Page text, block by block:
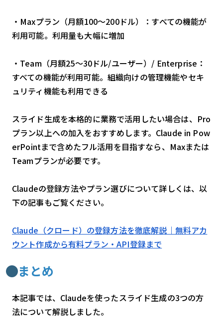
・Maxプラン（月額100〜200ドル）：すべての機能が
利用可能。利用量も大幅に増加
・Team（月額25〜30ドル/ユーザー）/ Enterprise：
すべての機能が利用可能。組織向けの管理機能やセキ
ュリティ機能も利用できる
スライド生成を本格的に業務で活用したい場合は、Pro
プラン以上への加入をおすすめします。Claude in Pow
erPointまで含めたフル活用を目指すなら、Maxまたは
Teamプランが必要です。
Claudeの登録方法やプラン選びについて詳しくは、以
下の記事もご覧ください。
Claude（クロード）の登録方法を徹底解説｜無料アカ
ウント作成から有料プラン・API登録まで
まとめ
本記事では、Claudeを使ったスライド生成の3つの方
法について解説しました。